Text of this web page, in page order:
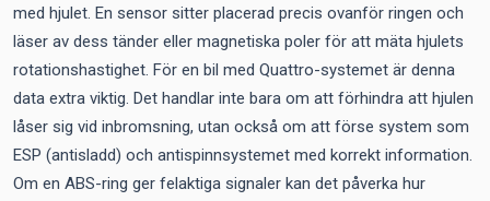
med hjulet. En sensor sitter placerad precis ovanför ringen och
läser av dess tänder eller magnetiska poler för att mäta hjulets
rotationshastighet. För en bil med Quattro-systemet är denna
data extra viktig. Det handlar inte bara om att förhindra att hjulen
låser sig vid inbromsning, utan också om att förse system som
ESP (antisladd) och antispinnsystemet med korrekt information.
Om en ABS-ring ger felaktiga signaler kan det påverka hur